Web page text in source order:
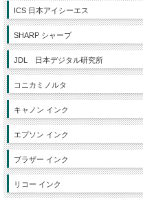
ICS 日本アイシーエス
SHARP シャープ
JDL 日本デジタル研究所
コニカミノルタ
キャノン インク
エプソン インク
ブラザー インク
リコー インク